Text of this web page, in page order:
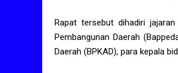
Rapat tersebut dihadiri
Pembangunan Daerah
Daerah (BPKAD), para kepala